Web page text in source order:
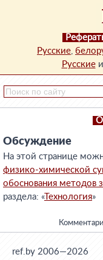
Русские,
Русскиеи
Обсуждение
На этой странице
физико-химической
обоснования методов
раздела: «Технология»
ref.by 2006—2026